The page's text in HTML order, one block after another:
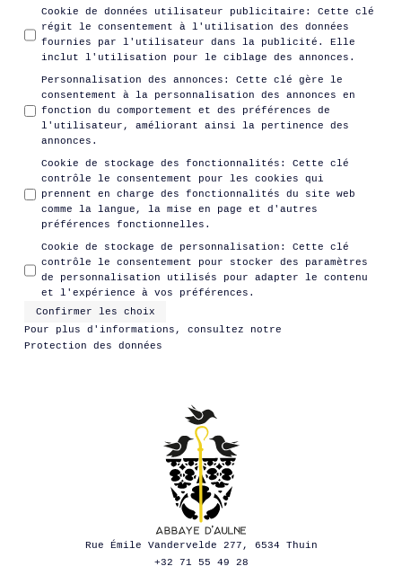
Cookie de données utilisateur publicitaire :
Cette clé
régit le consentement à l'utilisation des données
fournies par l'utilisateur dans la publicité. Elle
inclut l'utilisation pour le ciblage des annonces.
Personnalisation des annonces :
Cette clé gère le
consentement à la personnalisation des annonces en
fonction du comportement et des préférences de
l'utilisateur, améliorant ainsi la pertinence des
annonces.
Cookie de stockage des fonctionnalités :
Cette clé
contrôle le consentement pour les cookies qui
prennent en charge des fonctionnalités du site web
comme la langue, la mise en page et d'autres
préférences fonctionnelles.
Cookie de stockage de personnalisation :
Cette clé
contrôle le consentement pour stocker des paramètres
de personnalisation utilisés pour adapter le contenu
et l'expérience à vos préférences.
Confirmer les choix
Pour plus d'informations, consultez notre
Protection des données
Rue Émile Vandervelde 277, 6534 Thuin
+32 71 55 49 28